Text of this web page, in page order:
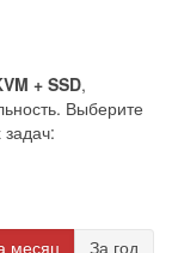
+ SSD,
Выберите
месяц За год